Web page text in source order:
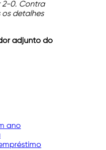
2-0. Contra
detalhes
adjunto do
ano